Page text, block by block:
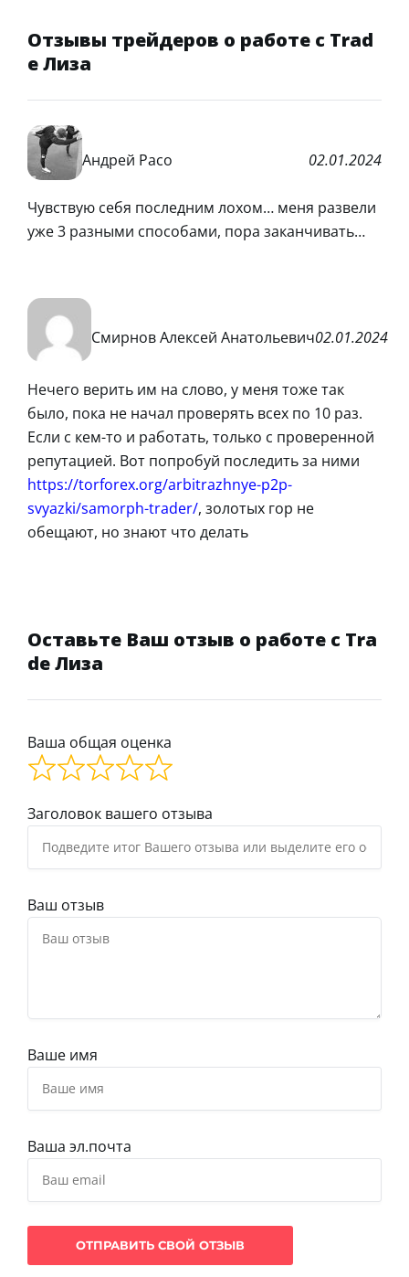
Отзывы трейдеров о работе с Trad
e Лиза
Андрей Расо 02.01.2024
Чувствую себя последним лохом… меня развели
уже 3 разными способами, пора заканчивать…
Смирнов Алексей Анатольевич02.01.2024
Нечего верить им на слово, у меня тоже так
было, пока не начал проверять всех по 10 раз.
Если с кем-то и работать, только с проверенной
репутацией. Вот попробуй последить за ними
https://torforex.org/arbitrazhnye-p2p-
svyazki/samorph-trader/, золотых гор не
обещают, но знают что делать
Оставьте Ваш отзыв о работе с Tra
de Лиза
Ваша общая оценка
Заголовок вашего отзыва
Ваш отзыв
Ваше имя
Ваша эл.почта